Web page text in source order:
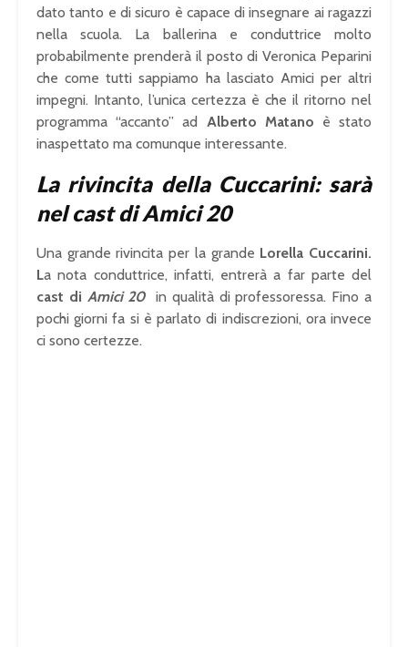
dato tanto e di sicuro è capace di insegnare ai ragazzi
nella scuola. La ballerina e conduttrice molto
probabilmente prenderà il posto di Veronica Peparini
che come tutti sappiamo ha lasciato Amici per altri
impegni. Intanto, l’unica certezza è che il ritorno nel
programma “accanto” ad Alberto Matano è stato
inaspettato ma comunque interessante.
La rivincita della Cuccarini: sarà
nel cast di Amici 20
Una grande rivincita per la grande Lorella Cuccarini.
La nota conduttrice, infatti, entrerà a far parte del
cast di Amici 20 in qualità di professoressa. Fino a
pochi giorni fa si è parlato di indiscrezioni, ora invece
ci sono certezze.